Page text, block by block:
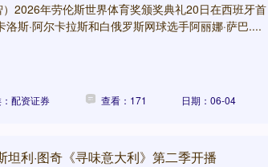
2026年劳伦斯世界体育奖颁奖典礼20日在西班牙首
斯·阿尔卡拉斯和白俄罗斯网球选手阿丽娜·萨巴....
配资证券 查看：171 日期：06-04
利·图奇《寻味意大利》第二季开播